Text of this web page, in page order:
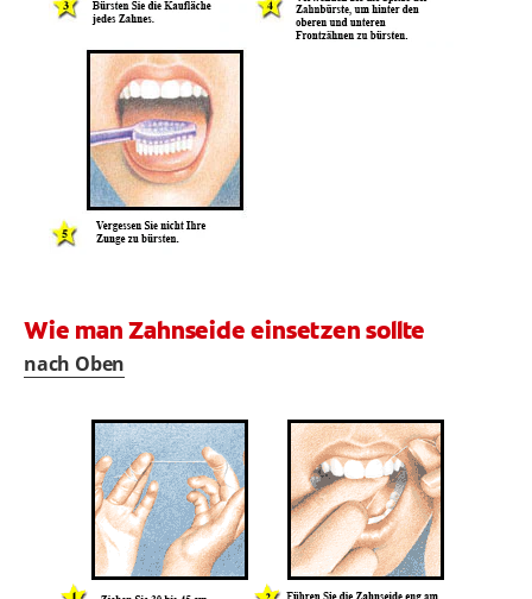
Wie man Zahnseide einsetzen sollte
nach Oben